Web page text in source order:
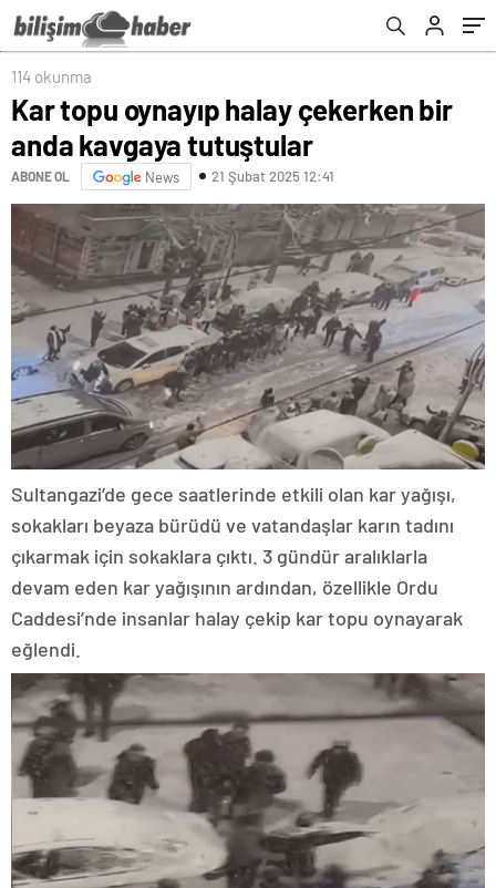
114 okunma
Kar topu oynayıp halay çekerken bir
anda kavgaya tutuştular
ABONE OL News 21 Şubat 2025 12:41
Sultangazi’de gece saatlerinde etkili olan kar yağışı,
sokakları beyaza bürüdü ve vatandaşlar karın tadını
çıkarmak için sokaklara çıktı. 3 gündür aralıklarla
devam eden kar yağışının ardından, özellikle Ordu
Caddesi’nde insanlar halay çekip kar topu oynayarak
eğlendi.